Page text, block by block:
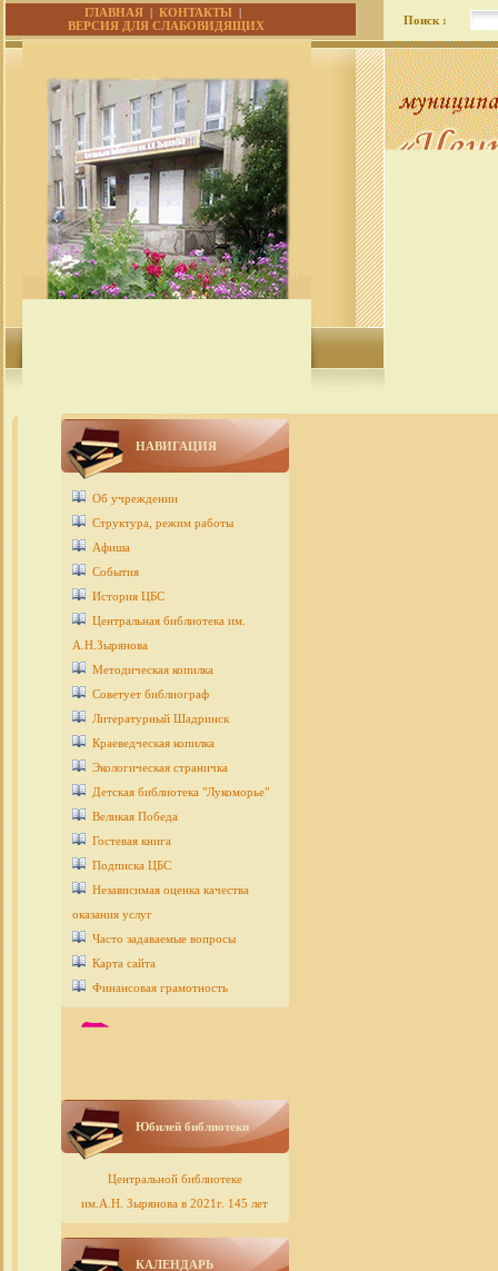
ГЛАВНАЯ |КОНТАКТЫ |
ВЕРСИЯ ДЛЯ СЛАБОВИДЯЩИХ
Поиск :
НАВИГАЦИЯ
Об учреждении
Структура, режим работы
Афиша
События
История ЦБС
Центральная библиотека им.
А.Н.Зырянова
Методическая копилка
Советует библиограф
Литературный Шадринск
Краеведческая копилка
Экологическая страничка
Детcкая библиотека "Лукоморье"
Великая Победа
Гостевая книга
Подписка ЦБС
Независимая оценка качества
оказания услуг
Часто задаваемые вопросы
Карта сайта
Финансовая грамотность
Юбилей библиотеки
Центральной библиотеке
им.А.Н. Зырянова в 2021г. 145 лет
КАЛЕНДАРЬ